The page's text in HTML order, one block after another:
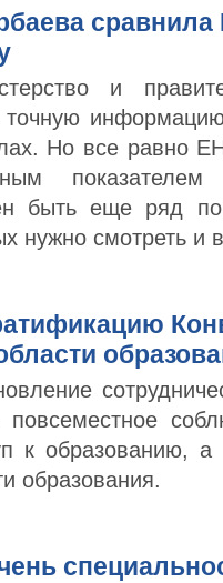
и
точную
Но все равно
ным показателем
быть еще ряд
нужно смотреть и
повсеместное
к образованию, а
образования.